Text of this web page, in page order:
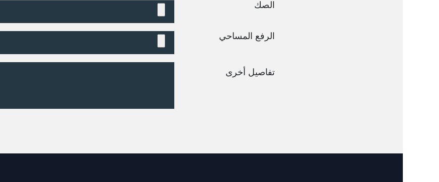
الصك
الرفع المساحي
تفاصيل أخرى